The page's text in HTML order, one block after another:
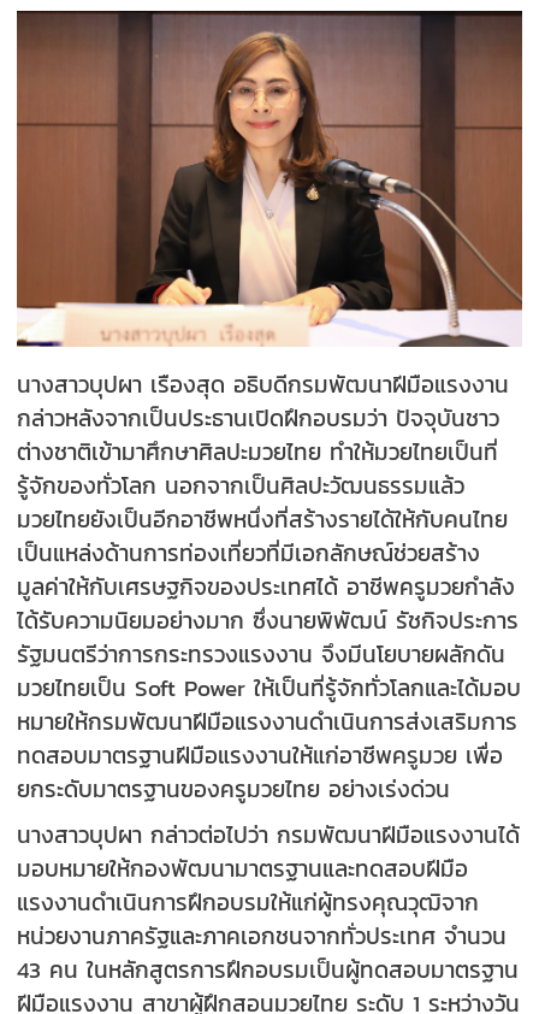
นางสาวบุปผา เรืองสุด อธิบดีกรมพัฒนาฝีมือแรงงาน
กล่าวหลังจากเป็นประธานเปิดฝึกอบรมว่า ปัจจุบันชาว
ต่างชาติเข้ามาศึกษาศิลปะมวยไทย ทำให้มวยไทยเป็นที่
รู้จักของทั่วโลก นอกจากเป็นศิลปะวัฒนธรรมแล้ว
มวยไทยยังเป็นอีกอาชีพหนึ่งที่สร้างรายได้ให้กับคนไทย
เป็นแหล่งด้านการท่องเที่ยวที่มีเอกลักษณ์ช่วยสร้าง
มูลค่าให้กับเศรษฐกิจของประเทศได้ อาชีพครูมวยกำลัง
ได้รับความนิยมอย่างมาก ซึ่งนายพิพัฒน์ รัชกิจประการ
รัฐมนตรีว่าการกระทรวงแรงงาน จึงมีนโยบายผลักดัน
มวยไทยเป็น Soft Power ให้เป็นที่รู้จักทั่วโลกและได้มอบ
หมายให้กรมพัฒนาฝีมือแรงงานดำเนินการส่งเสริมการ
ทดสอบมาตรฐานฝีมือแรงงานให้แก่อาชีพครูมวย เพื่อ
ยกระดับมาตรฐานของครูมวยไทย อย่างเร่งด่วน
นางสาวบุปผา กล่าวต่อไปว่า กรมพัฒนาฝีมือแรงงานได้
มอบหมายให้กองพัฒนามาตรฐานและทดสอบฝีมือ
แรงงานดำเนินการฝึกอบรมให้แก่ผู้ทรงคุณวุฒิจาก
หน่วยงานภาครัฐและภาคเอกชนจากทั่วประเทศ จำนวน
43 คน ในหลักสูตรการฝึกอบรมเป็นผู้ทดสอบมาตรฐาน
ฝีมือแรงงาน สาขาผู้ฝึกสอนมวยไทย ระดับ 1 ระหว่างวัน